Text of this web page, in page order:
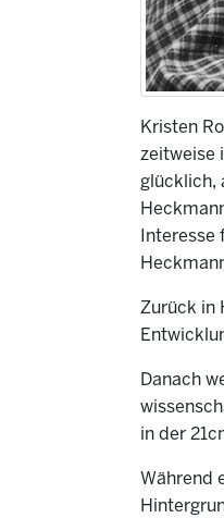
Kristen
zeitweise
glücklich,
Zurück in
Danach
in der
Während